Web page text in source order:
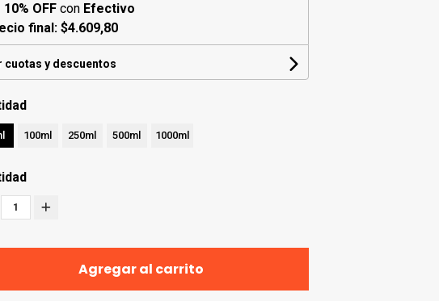
10% OFFcon Efectivo
final: $4.609,80
cuotas y descuentos
100ml 250ml 500ml 1000ml
1
Agregar al carrito